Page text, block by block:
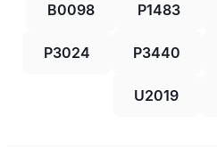
B0098 P1483
P3024 P3440
U2019